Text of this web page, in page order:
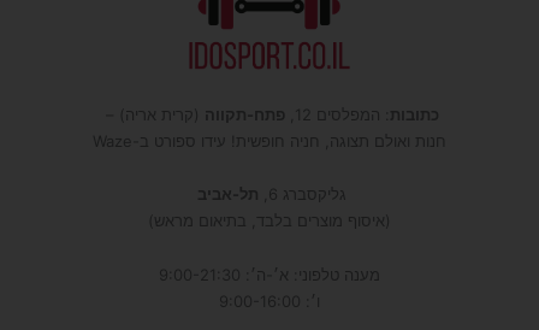
כתובות : המפלסים 12, פתח-תקווה (קרית אריה) –
חנות ואולם תצוגה, חניה חופשית! עידו ספורט ב-Waze
גליקסברג 6,
תל-אביב
(איסוף מוצרים בלבד, בתיאום מראש)
מענה טלפוני: א׳-ה׳: 9:00-21:30
ו׳: 9:00-16:00